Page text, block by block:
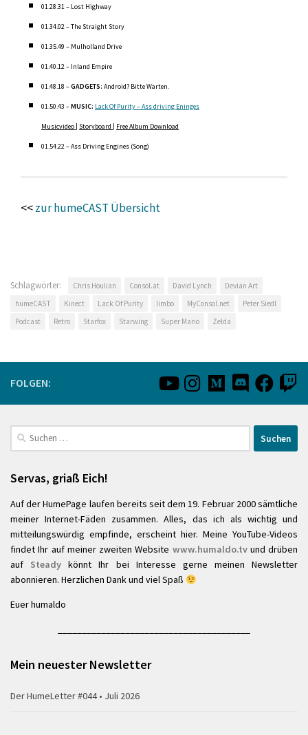
01.28.31 – Lost Highway
01.34.02 – The Straight Story
01.35.49 – Mulholland Drive
01.40.12 – Inland Empire
01.48.18 –GADGETS: Android? Bitte Warten.
01.50.43 –MUSIC: Lack Of Purity – Ass driving Eninges
Musicvideo | Storyboard | Free Album Download
01.54.22 – Ass Driving Engines (Song)
<<zur humeCAST Übersicht
Schlagwörter: Chris Houlian Consol.at David Lynch
Devian Art
humeCAST
Kinect Lack Of Purity limbo MyConsol.net
Peter Siedl
Podcast
Retro Starfox Starwing Super Mario Zelda
FOLGEN:
Suchen
nach:
Servas, griaß Eich!
Auf der HumePage laufen bereits seit dem 19. Februar 2000 sämtliche
meiner Internet-Fäden zusammen. Alles, das ich als wichtig und
mitteilungswürdig empfinde, erscheint hier. Meine YouTube-Videos
findet Ihr auf meiner zweiten Website www.humaldo.tvund drüben
auf Steady könnt Ihr bei Interesse gerne meinen Newsletter
abonnieren. Herzlichen Dank und viel Spaß
Euer humaldo
Mein neuester Newsletter
Der HumeLetter #044 • Juli 2026